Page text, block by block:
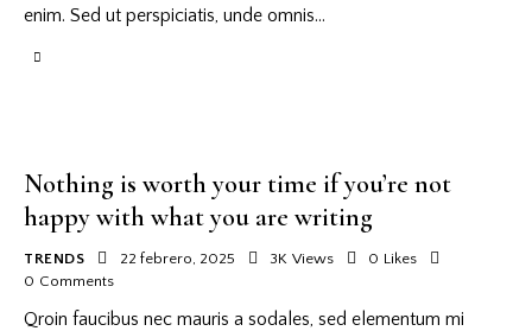
enim. Sed ut perspiciatis, unde omnis…
Nothing is worth your time if you’re not
happy with what you are writing
TRENDS 22 febrero, 2025 3K Views 0 Likes
0 Comments
Qroin faucibus nec mauris a sodales, sed elementum mi